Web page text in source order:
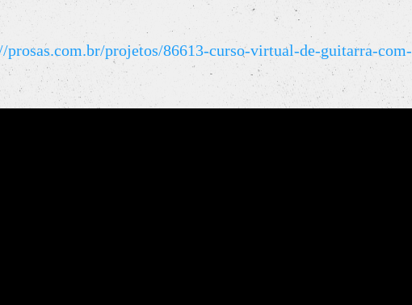
prosas.com.br/projetos/86613-curso-virtual-de-guitarra-com-